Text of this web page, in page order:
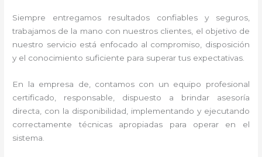
Siempre entregamos resultados confiables y seguros,
trabajamos de la mano con nuestros clientes, el objetivo de
nuestro servicio está enfocado al compromiso, disposición
y el conocimiento suficiente para superar tus expectativas.
En la empresa de , contamos con un equipo profesional
certificado, responsable, dispuesto a brindar asesoría
directa, con la disponibilidad, implementando y ejecutando
correctamente técnicas apropiadas para operar en el
sistema.